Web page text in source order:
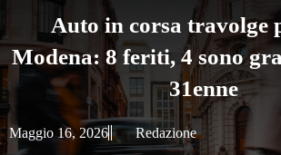
Auto in corsa travolge
Modena: 8 feriti, 4 sono
31enne
Maggio 16, 2026 Redazione